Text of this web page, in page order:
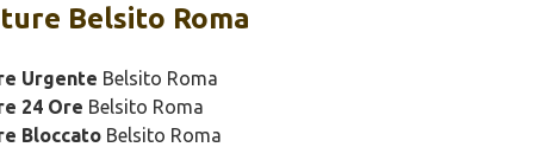
Belsito Roma
Urgente Belsito Roma
24 Ore Belsito Roma
BloccatoBelsito Roma